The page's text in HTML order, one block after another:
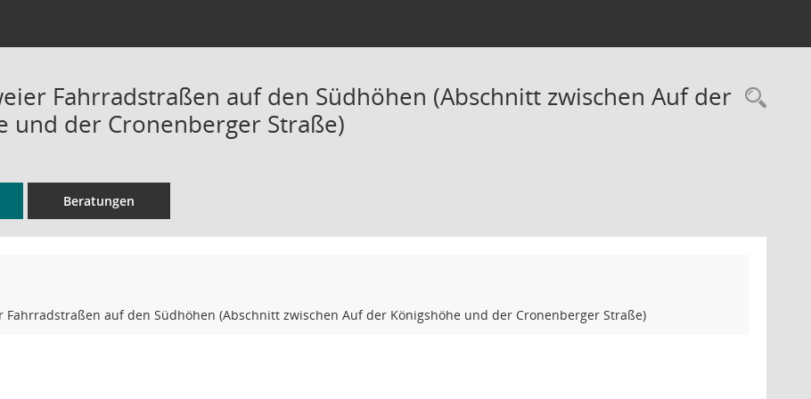
Fahrradstraßen auf den Südhöhen (Abschnitt zwischen Auf der
und der Cronenberger Straße)
Beratungen
Fahrradstraßen auf den Südhöhen (Abschnitt zwischen Auf der Königshöhe und der Cronenberger Straße)